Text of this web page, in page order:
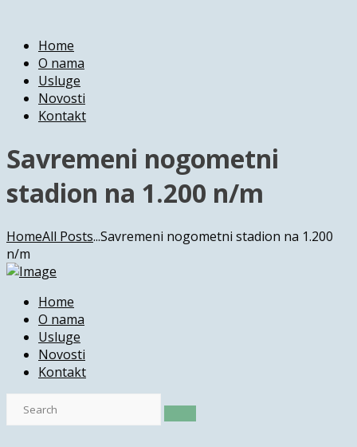
Home
O nama
Usluge
Novosti
Kontakt
Savremeni nogometni
stadion na 1.200 n/m
HomeAll Posts...Savremeni nogometni stadion na 1.200
n/m
Home
O nama
Usluge
Novosti
Kontakt